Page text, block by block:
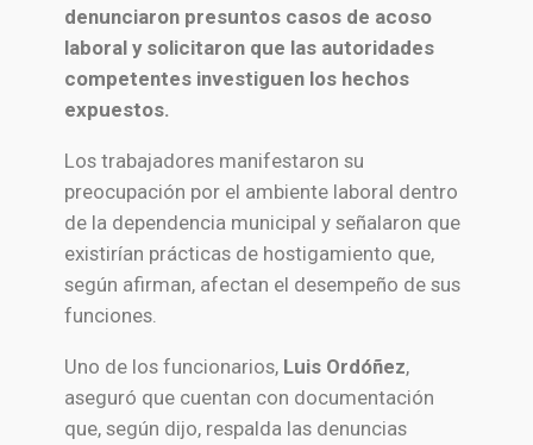
denunciaron presuntos casos de acoso
laboral y solicitaron que las autoridades
competentes investiguen los hechos
expuestos.
Los trabajadores manifestaron su
preocupación por el ambiente laboral dentro
de la dependencia municipal y señalaron que
existirían prácticas de hostigamiento que,
según afirman, afectan el desempeño de sus
funciones.
Uno de los funcionarios, Luis Ordóñez,
aseguró que cuentan con documentación
que, según dijo, respalda las denuncias